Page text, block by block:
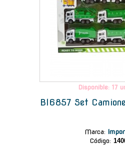
Disponible: 17
Bl6857 Set
Marca:
Código: